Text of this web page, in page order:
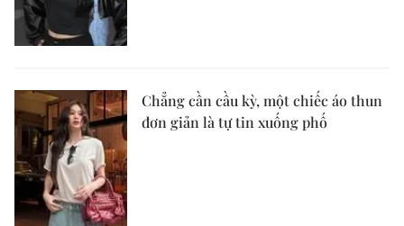
Chẳng cần cầu kỳ, một chiếc áo thun
đơn giản là tự tin xuống phố